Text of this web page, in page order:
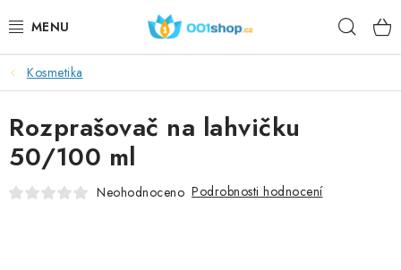
na
DOPLŇKY STRAVY
KOSMETIKA
SPORT
Kosmetika
Rozprašovač na lahvičku
50/100 ml
Neohodnoceno Podrobnosti hodnocení